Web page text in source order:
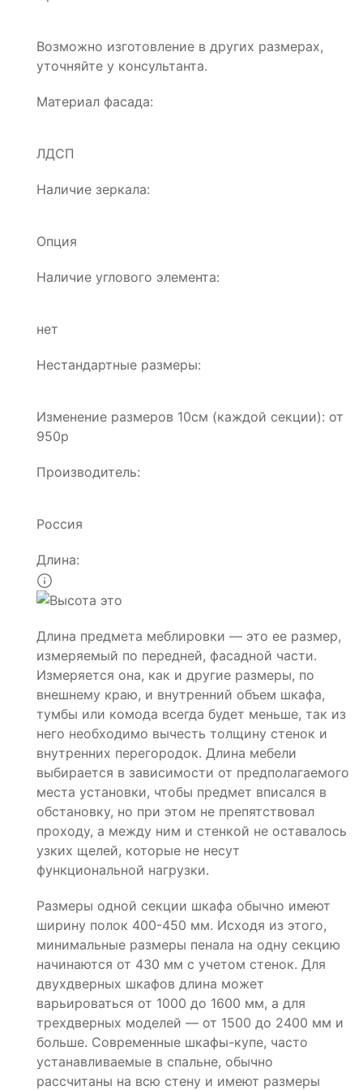
Возможно изготовление в других размерах,
уточняйте у консультанта.
Материал фасада:
ЛДСП
Наличие зеркала:
Опция
Наличие углового элемента:
нет
Нестандартные размеры:
Изменение размеров 10см (каждой секции): от
950р
Производитель:
Россия
Длина:
Длина предмета меблировки — это ее размер,
измеряемый по передней, фасадной части.
Измеряется она, как и другие размеры, по
внешнему краю, и внутренний объем шкафа,
тумбы или комода всегда будет меньше, так из
него необходимо вычесть толщину стенок и
внутренних перегородок. Длина мебели
выбирается в зависимости от предполагаемого
места установки, чтобы предмет вписался в
обстановку, но при этом не препятствовал
проходу, а между ним и стенкой не оставалось
узких щелей, которые не несут
функциональной нагрузки.
Размеры одной секции шкафа обычно имеют
ширину полок 400-450 мм. Исходя из этого,
минимальные размеры пенала на одну секцию
начинаются от 430 мм с учетом стенок. Для
двухдверных шкафов длина может
варьироваться от 1000 до 1600 мм, а для
трехдверных моделей — от 1500 до 2400 мм и
больше. Современные шкафы-купе, часто
устанавливаемые в спальне, обычно
рассчитаны на всю стену и имеют размеры